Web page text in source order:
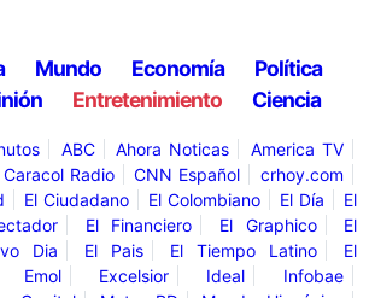
Mundo Economía
Política
Entretenimiento Ciencia
ABC Ahora Noticas
America TV
Caracol Radio CNN Español
crhoy.com
El Ciudadano El Colombiano El Día
El
El Financiero El Graphico
El
Dia El Pais El Tiempo Latino
El
Emol Excelsior Ideal
Infobae